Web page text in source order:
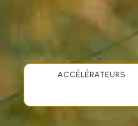
ACCÉLÉRATEURS